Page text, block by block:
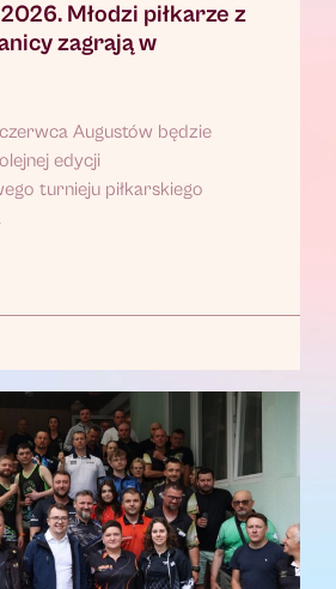
Młodzi piłkarze z
zagrają w
Augustów będzie
edycji
turnieju piłkarskiego